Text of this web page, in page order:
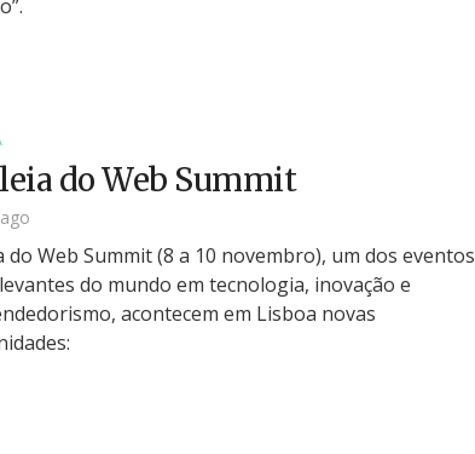
do Web Summit
do Web Summit (8 a 10 novembro), um dos eventos
do mundo em tecnologia, inovação e
acontecem em Lisboa novas